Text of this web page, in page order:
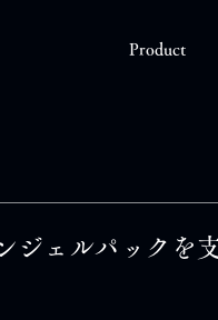
Product
ジェルパックを